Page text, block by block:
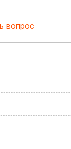
вопрос